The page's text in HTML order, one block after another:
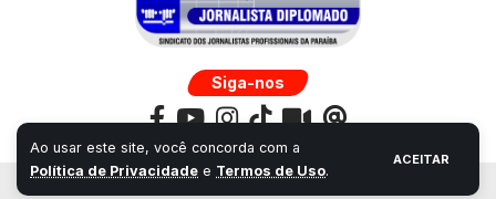
Ao usar este site, você concorda com a
Política de Privacidade e Termos de Uso.
ACEITAR
Siga-nos
Desenvolvido por:Universo Next